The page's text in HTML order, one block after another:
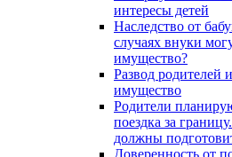
интересы детей
Наследство от
случаях внуки
имущество?
Развод родителей
имущество
Родители
поездка за
должны